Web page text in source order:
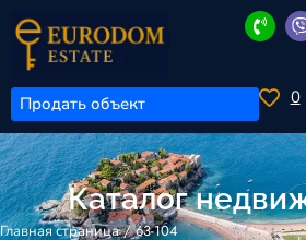
Продать объект 0
Каталог
Главная страница/63-104